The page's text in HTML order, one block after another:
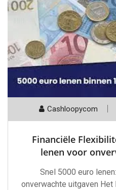
Cashloopycom
Financiële
lenen voor
Snel 5000 euro
onverwachte uitgaven